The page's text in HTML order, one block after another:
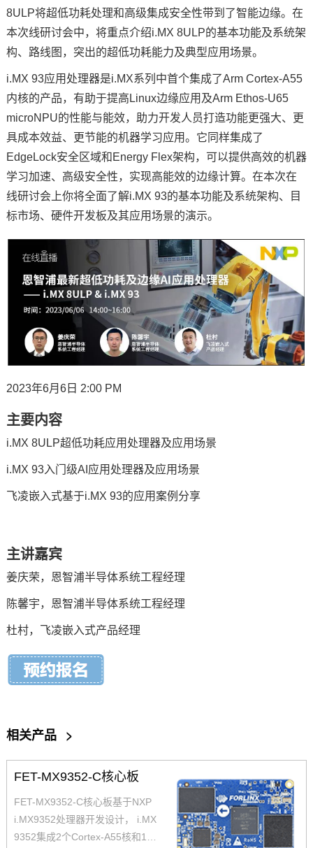
8ULP将超低功耗处理和高级集成安全性带到了智能边缘。在
本次线研讨会中，将重点介绍i.MX 8ULP的基本功能及系统架
构、路线图，突出的超低功耗能力及典型应用场景。
i.MX 93应用处理器是i.MX系列中首个集成了Arm Cortex-A55
内核的产品，有助于提高Linux边缘应用及Arm Ethos-U65
microNPU的性能与能效，助力开发人员打造功能更强大、更
具成本效益、更节能的机器学习应用。它同样集成了
EdgeLock安全区域和Energy Flex架构，可以提供高效的机器
学习加速、高级安全性，实现高能效的边缘计算。在本次在
线研讨会上你将全面了解i.MX 93的基本功能及系统架构、目
标市场、硬件开发板及其应用场景的演示。
2023年6月6日 2:00 PM
主要内容
i.MX 8ULP超低功耗应用处理器及应用场景
i.MX 93入门级AI应用处理器及应用场景
飞凌嵌入式基于i.MX 93的应用案例分享
主讲嘉宾
姜庆荣，恩智浦半导体系统工程经理
陈馨宇，恩智浦半导体系统工程经理
杜村， 飞凌嵌入式产品经理
相关产品 >
FET-MX9352-C核心板
FET-MX9352-C核心板基于NXP
i.MX9352处理器开发设计， i.MX
9352集成2个Cortex-A55核和1个